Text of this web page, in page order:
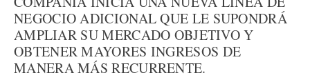
NEGOCIO ADICIONAL QUE LE SUPONDRÁ
AMPLIAR SU MERCADO OBJETIVO Y
OBTENER MAYORES INGRESOS DE
MANERA MÁS RECURRENTE.